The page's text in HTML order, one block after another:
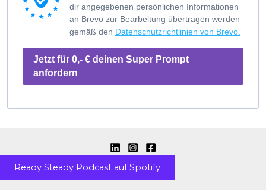
dir angegebenen persönlichen Informationen
an Brevo zur Bearbeitung übertragen werden
gemäß den Datenschutzrichtlinien von Brevo.
Jetzt für 0,- € deinen Super Prompt
anfordern
Ready Steady Podcast auf Spotify